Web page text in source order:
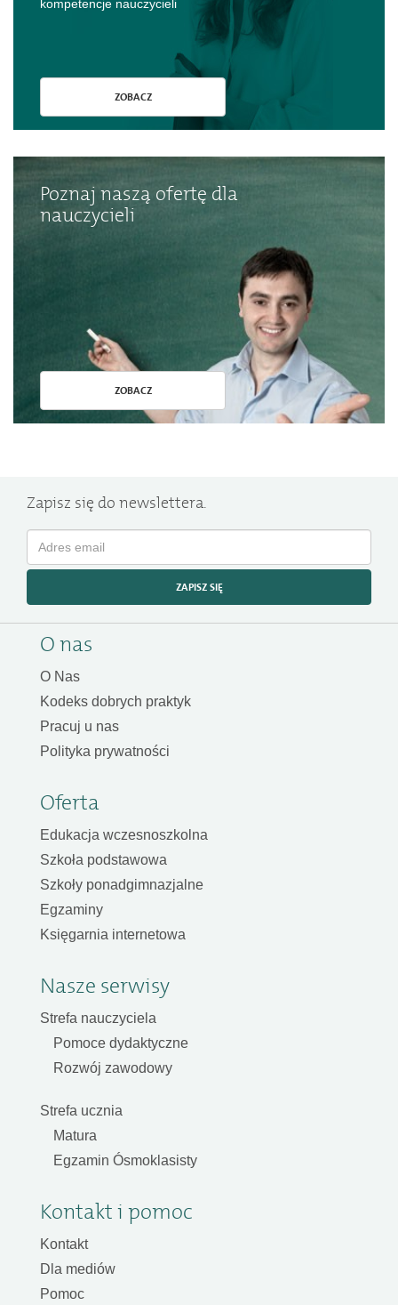
kompetencje nauczycieli
ZOBACZ
Poznaj naszą ofertę dla
nauczycieli
ZOBACZ
Zapisz się do newslettera.
ZAPISZ SIĘ
O nas
O Nas
Kodeks dobrych praktyk
Pracuj u nas
Polityka prywatności
Oferta
Edukacja wczesnoszkolna
Szkoła podstawowa
Szkoły ponadgimnazjalne
Egzaminy
Księgarnia internetowa
Nasze serwisy
Strefa nauczyciela
Pomoce dydaktyczne
Rozwój zawodowy
Strefa ucznia
Matura
Egzamin Ósmoklasisty
Kontakt i pomoc
Kontakt
Dla mediów
Pomoc